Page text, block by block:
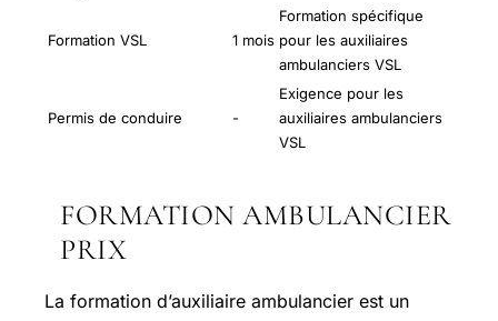
Formation VSL 1 mois
Formation spécifique
pour les auxiliaires
ambulanciers VSL
Permis de conduire -
Exigence pour les
auxiliaires ambulanciers
VSL
FORMATION AMBULANCIER
PRIX
La formation d’auxiliaire ambulancier est un